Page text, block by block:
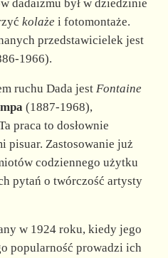
dadaizmu był w dziedzinie
kolaże i fotomontaże.
przedstawicielek jest
1966).
ruchu Dada jest Fontaine
(1887-1968),
praca to dosłownie
pisuar. Zastosowanie już
codziennego użytku
pytań o twórczość artysty
w 1924 roku, kiedy jego
popularność prowadzi ich